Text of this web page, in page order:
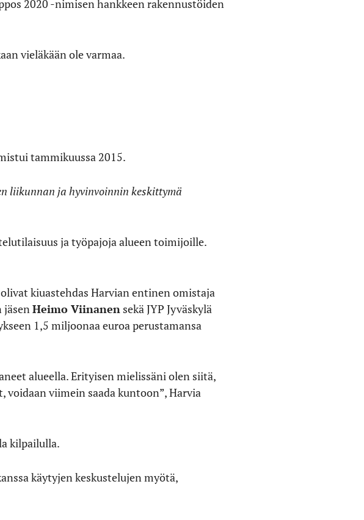
2020 -nimisen hankkeen rakennustöiden
vieläkään ole varmaa.
tammikuussa 2015.
liikunnan ja hyvinvoinnin keskittymä
ja työpajoja alueen toimijoille.
kiuastehdas Harvian entinen omistaja
jäsenHeimo Viinanen sekä JYP Jyväskylä
1,5 miljoonaa euroa perustamansa
alueella. Erityisen mielissäni olen siitä,
voidaan viimein saada kuntoon”, Harvia
kilpailulla.
käytyjen keskustelujen myötä,